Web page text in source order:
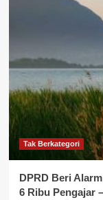
Tak Berkategori
DPRD Beri
6 Ribu Pengajar